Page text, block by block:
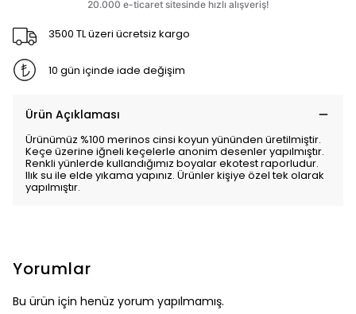
3500 TL üzeri ücretsiz kargo
10 gün içinde iade değişim
Ürün Açıklaması
Ürünümüz %100 merinos cinsi koyun yününden üretilmiştir.
Keçe üzerine iğneli keçelerle anonim desenler yapılmıştır.
Renkli yünlerde kullandığımız boyalar ekotest raporludur.
Ilık su ile elde yıkama yapınız. Ürünler kişiye özel tek olarak
yapılmıştır.
Yorumlar
Bu ürün için henüz yorum yapılmamış.